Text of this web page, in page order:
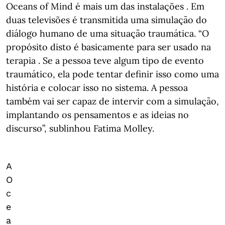
Oceans of Mind é mais um das instalações . Em
duas televisões é transmitida uma simulação do
diálogo humano de uma situação traumática. “O
propósito disto é basicamente para ser usado na
terapia . Se a pessoa teve algum tipo de evento
traumático, ela pode tentar definir isso como uma
história e colocar isso no sistema. A pessoa
também vai ser capaz de intervir com a simulação,
implantando os pensamentos e as ideias no
discurso”, sublinhou Fatima Molley.
A
O
c
e
a